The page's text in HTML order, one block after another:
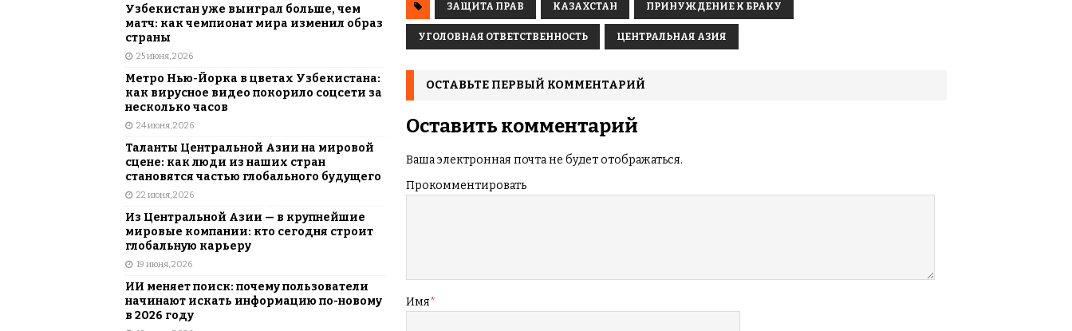
ЗАЩИТА ПРАВ КАЗАХСТАН ПРИНУЖДЕНИЕ К БРАКУ
УГОЛОВНАЯ ОТВЕТСТВЕННОСТЬ ЦЕНТРАЛЬНАЯ АЗИЯ
ОСТАВЬТЕ ПЕРВЫЙ КОММЕНТАРИЙ
Оставить комментарий
Ваша электронная почта не будет отображаться.
Прокомментировать
Имя*
Узбекистан уже выиграл больше, чем
матч: как чемпионат мира изменил образ
страны
25 июня, 2026
Метро Нью-Йорка в цветах Узбекистана:
как вирусное видео покорило соцсети за
несколько часов
24 июня, 2026
Таланты Центральной Азии на мировой
сцене: как люди из наших стран
становятся частью глобального будущего
22 июня, 2026
Из Центральной Азии — в крупнейшие
мировые компании: кто сегодня строит
глобальную карьеру
19 июня, 2026
ИИ меняет поиск: почему пользователи
начинают искать информацию по-новому
в 2026 году